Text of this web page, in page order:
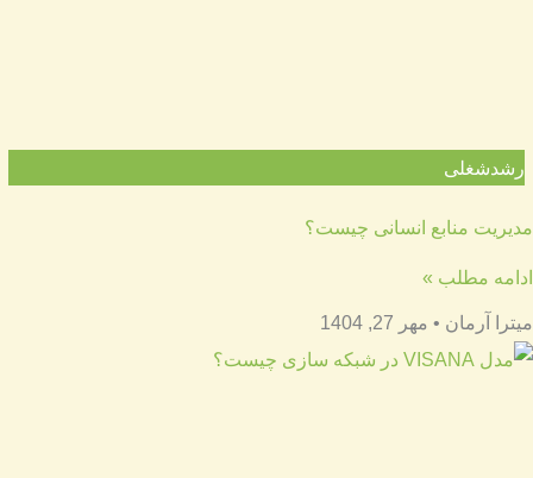
رشدشغلی
مدیریت منابع انسانی چیست؟
ادامه مطلب »
میترا آرمان مهر 27, 1404